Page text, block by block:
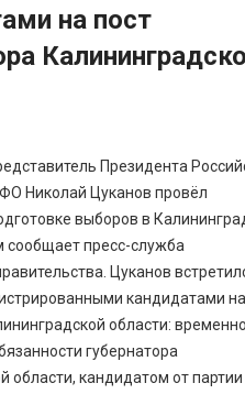
на пост
Президента
Николай Цуканов провёл
выборов в
сообщает пресс-служба
Цуканов
кандидатами
области: временно
губернатора
области, кандидатом от партии